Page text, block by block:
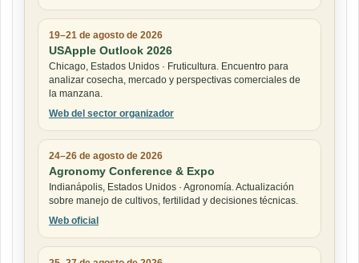
19–21 de agosto de 2026
USApple Outlook 2026
Chicago, Estados Unidos · Fruticultura. Encuentro para
analizar cosecha, mercado y perspectivas comerciales de
la manzana.
Web del sector organizador
24–26 de agosto de 2026
Agronomy Conference & Expo
Indianápolis, Estados Unidos · Agronomía. Actualización
sobre manejo de cultivos, fertilidad y decisiones técnicas.
Web oficial